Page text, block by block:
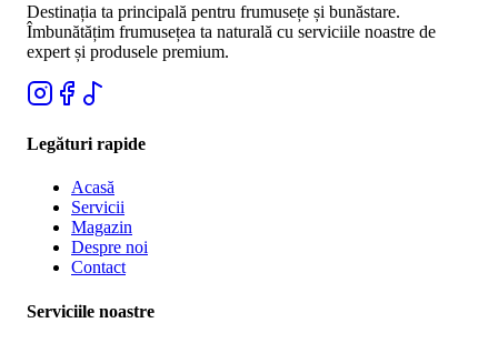
Destinația ta principală pentru frumusețe și bunăstare.
Îmbunătățim frumusețea ta naturală cu serviciile noastre de
expert și produsele premium.
Legături rapide
Acasă
Servicii
Magazin
Despre noi
Contact
Serviciile noastre